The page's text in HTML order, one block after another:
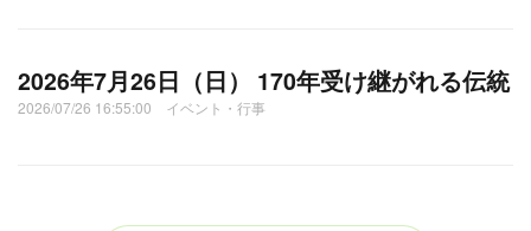
2026年7月26日（日） 170年受け継がれる伝統
2026/07/26 16:55:00 イベント・行事